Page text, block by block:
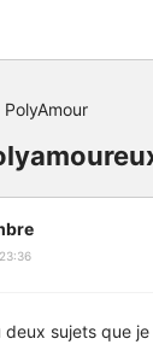
PolyAmour
deux sujets que